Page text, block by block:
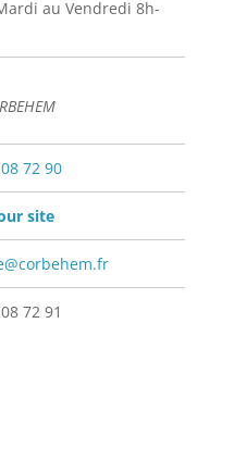
au Vendredi 8h-
72 90
site
72 91